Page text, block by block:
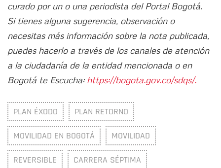
curado por un o una periodista del Portal Bogotá.
Si tienes alguna sugerencia, observación o
necesitas más información sobre la nota publicada,
puedes hacerlo a través de los canales de atención
a la ciudadanía de la entidad mencionada o en
Bogotá te Escucha: https://bogota.gov.co/sdqs/.
PLAN ÉXODO PLAN RETORNO
MOVILIDAD EN BOGOTÁ MOVILIDAD
REVERSIBLE CARRERA SÉPTIMA